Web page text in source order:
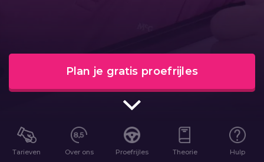
Plan je gratis proefrijles
Tarieven Over ons Proefrijles Theorie Hulp